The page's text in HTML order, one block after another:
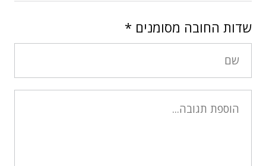
שדות החובה מסומנים *